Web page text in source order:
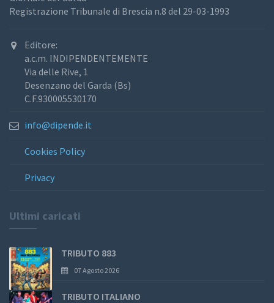
Registrazione Tribunale di Brescia n.8 del 29-03-1993
Editore:
a.c.m. INDIPENDENTEMENTE
Via delle Rive, 1
Desenzano del Garda (Bs)
C.F.930005530170
info@dipende.it
Cookies Policy
Privacy
Ultimi caricati
TRIBUTO 883
07 Agosto 2026
TRIBUTO ITALIANO